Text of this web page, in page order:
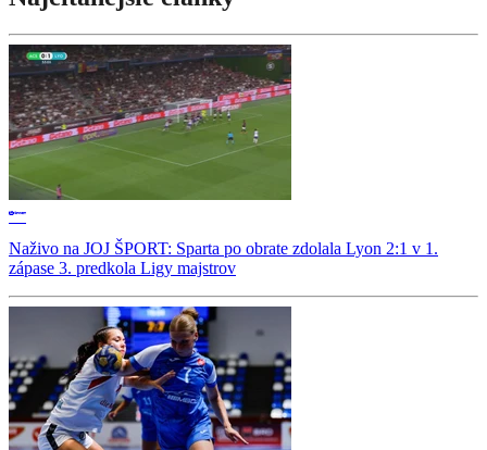
Naživo na JOJ ŠPORT: Sparta po obrate zdolala Lyon 2:1 v 1.
zápase 3. predkola Ligy majstrov